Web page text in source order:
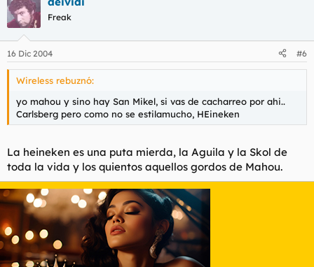
Freak
16 Dic 2004 #6
Wireless rebuznó:
yo mahou y sino hay San Mikel, si vas de cacharreo por ahi..
Carlsberg pero como no se estilamucho, HEineken
La heineken es una puta mierda, la Aguila y la Skol de
toda la vida y los quientos aquellos gordos de Mahou.